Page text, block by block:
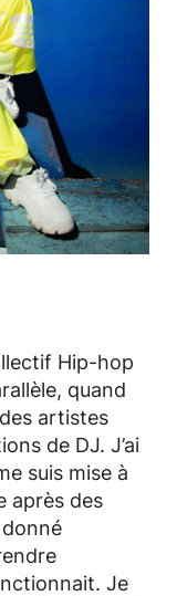
Hip-hop
quand
artistes
de DJ. J’ai
suis mise à
après des
donné
Je